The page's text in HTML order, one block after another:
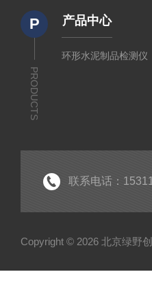
P
PRODUCTS
产品中心
环形水泥制品检测仪
联系电话：
Copyright © 2026 北京绿野